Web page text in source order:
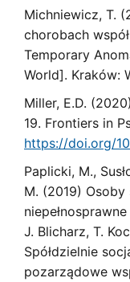
Michniewicz, T.
chorobach
Temporary
World]. Kraków:
Miller, E.D.
19. Frontiers in
https://doi.org/
Paplicki, M.,
M. (2019)
J. Blicharz, T.
Spółdzielnie
pozarządowe